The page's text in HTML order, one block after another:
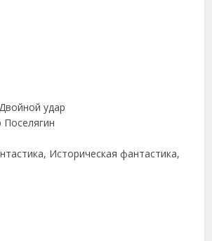
удар
Историческая фантастика,